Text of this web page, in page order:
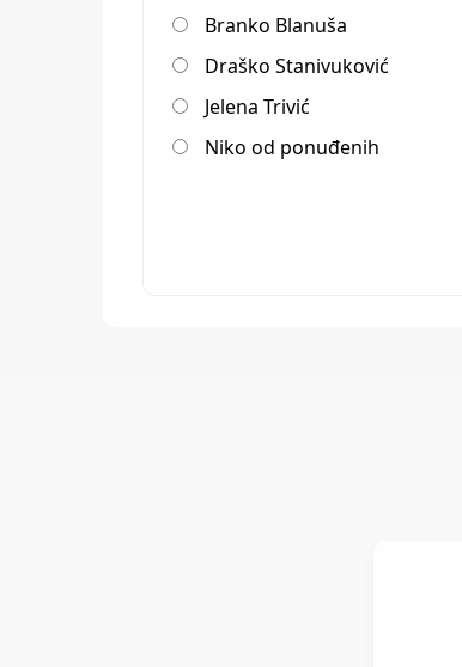
Branko Blanuša
Draško Stanivuković
Jelena Trivić
Niko od ponuđenih